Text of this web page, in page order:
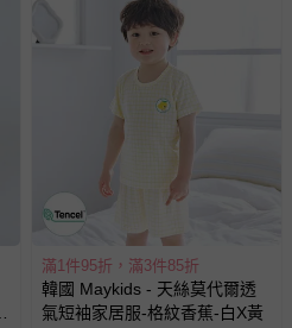
滿1件95折，滿3件85折
韓國 Maykids - 天絲莫代爾透
氣短袖家居服-格紋香蕉-白X黃